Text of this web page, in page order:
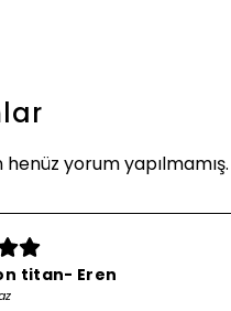
henüz yorum yapılmamış.
titan- Eren